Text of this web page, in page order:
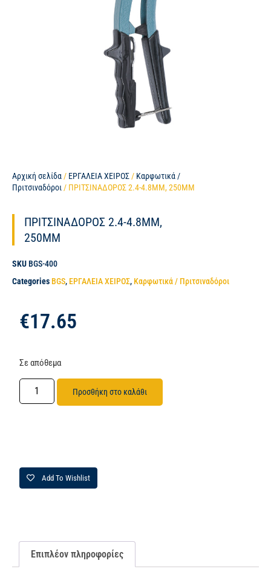
Αρχική σελίδα / ΕΡΓΑΛΕΙΑ ΧΕΙΡΟΣ / Καρφωτικά /
Πριτσιναδόροι / ΠΡΙΤΣΙΝΑΔΟΡΟΣ 2.4-4.8MM, 250MM
ΠΡΙΤΣΙΝΑΔΟΡΟΣ 2.4-4.8MM,
250MM
SKU BGS-400
Categories BGS, ΕΡΓΑΛΕΙΑ ΧΕΙΡΟΣ, Καρφωτικά / Πριτσιναδόροι
€17.65
Σε απόθεμα
Προσθήκη στο καλάθι
Add To Wishlist
Επιπλέον πληροφορίες